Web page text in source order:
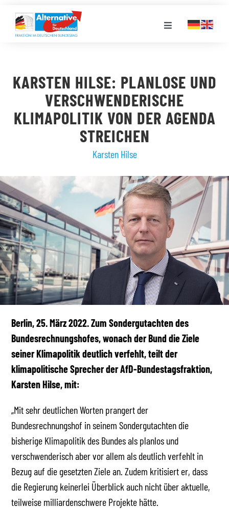
Inhalt
springen
Toggle
LANDESGRUPPEN
VERANSTALTUNGEN
STELLENPORTAL
MEDIATHEK
KARSTEN HILSE: PLANLOSE UND
VERSCHWENDERISCHE
KLIMAPOLITIK VON DER AGENDA
STREICHEN
Karsten Hilse
Berlin, 25. März 2022.Zum Sondergutachten des
Bundesrechnungshofes, wonach der Bund die Ziele
seiner Klimapolitik deutlich verfehlt, teilt der
klimapolitische Sprecher der AfD-Bundestagsfraktion,
Karsten Hilse, mit:
„Mit sehr deutlichen Worten prangert der
Bundesrechnungshof in seinem Sondergutachten die
bisherige Klimapolitik des Bundes als planlos und
verschwenderisch aber vor allem als deutlich verfehlt in
Bezug auf die gesetzten Ziele an. Zudem kritisiert er, dass
die Regierung keinerlei Überblick auch nicht über aktuelle,
teilweise milliardenschwere Projekte hätte.